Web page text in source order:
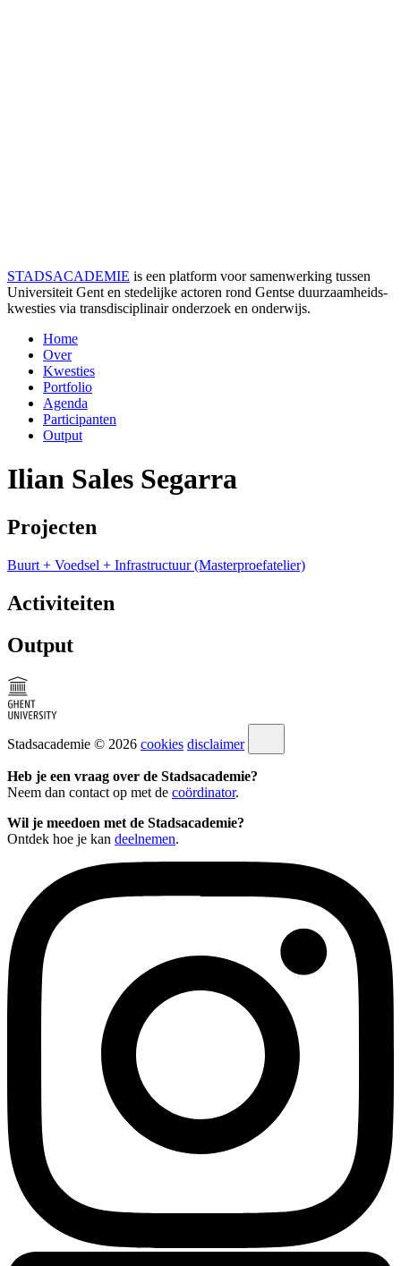
STADSACADEMIE is een platform voor samenwerking tussen
Universiteit Gent en stedelijke actoren rond Gentse duurzaamheids­
kwesties via transdisciplinair onderzoek en onderwijs.
Home
Over
Kwesties
Portfolio
Agenda
Participanten
Output
Ilian Sales Segarra
Projecten
Buurt + Voedsel + Infrastructuur (Masterproefatelier)
Activiteiten
Output
Stadsacademie © 2026 cookies disclaimer
Heb je een vraag over de Stadsacademie?
Neem dan contact op met de coördinator.
Wil je meedoen met de Stadsacademie?
Ontdek hoe je kan deelnemen.